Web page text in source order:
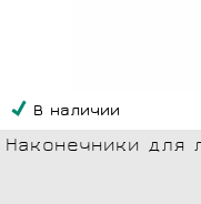
В наличии
Наконечники для